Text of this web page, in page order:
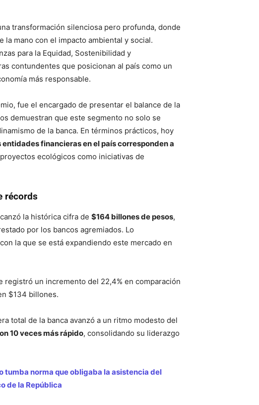
transformación silenciosa pero profunda, donde
la mano con el impacto ambiental y social.
para la Equidad, Sostenibilidad y
contundentes que posicionan al país como un
más responsable.
fue el encargado de presentar el balance de la
demuestran que este segmento no solo se
de la banca. En términos prácticos, hoy
financieras en el país corresponden a
ecológicos como iniciativas de
récords
la histórica cifra de $164 billones de pesos,
por los bancos agremiados. Lo
la que se está expandiendo este mercado en
registró un incremento del 22,4% en comparación
$134 billones.
total de la banca avanzó a un ritmo modesto del
10 veces más rápido, consolidando su liderazgo
tumba norma que obligaba la asistencia del
de la República